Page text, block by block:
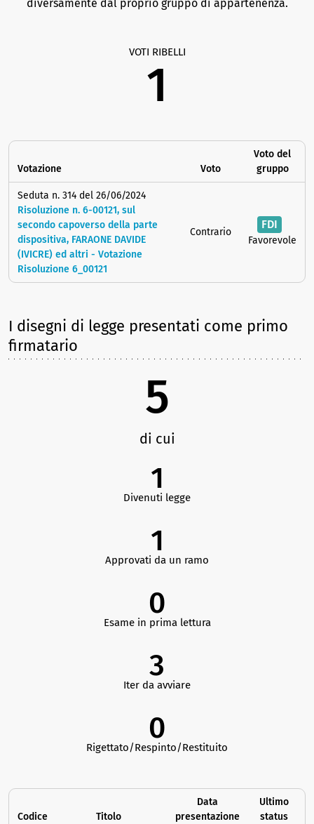
diversamente dal proprio gruppo di appartenenza.
VOTI RIBELLI
1
Votazione Voto
Voto del
gruppo
Seduta n. 314 del 26/06/2024
Risoluzione n. 6-00121, sul
secondo capoverso della parte
dispositiva, FARAONE DAVIDE
(IVICRE) ed altri - Votazione
Risoluzione 6_00121
Contrario
FDI
Favorevole
I disegni di legge presentati come primo
firmatario
5
di cui
1
Divenuti legge
1
Approvati da un ramo
0
Esame in prima lettura
3
Iter da avviare
0
Rigettato/Respinto/Restituito
Codice Titolo
Data
presentazione
Ultimo
status